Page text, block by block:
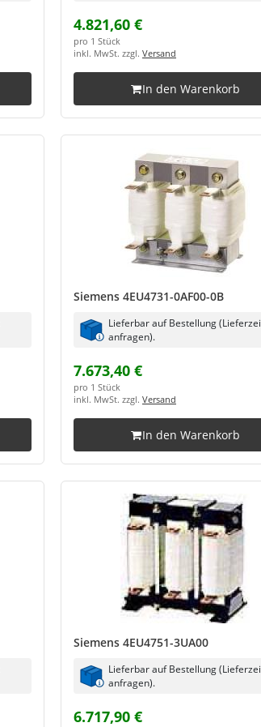
4.821,60 €
pro 1 Stück
inkl. MwSt. zzgl. Versand
In den Warenkorb
Siemens 4EU4731-0AF00-0B
Lieferbar auf Bestellung
anfragen).
7.673,40 €
pro 1 Stück
inkl. MwSt. zzgl. Versand
In den Warenkorb
Siemens 4EU4751-3UA00
Lieferbar auf Bestellung
anfragen).
6.717,90 €